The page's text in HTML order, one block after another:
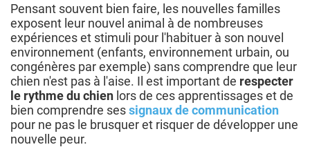
Pensant souvent bien faire, les nouvelles familles
exposent leur nouvel animal à de nombreuses
expériences et stimuli pour l'habituer à son nouvel
environnement (enfants, environnement urbain, ou
congénères par exemple) sans comprendre que leur
chien n'est pas à l'aise. Il est important de respecter
le rythme du chien lors de ces apprentissages et de
bien comprendre sessignaux de communication
pour ne pas le brusquer et risquer de développer une
nouvelle peur.